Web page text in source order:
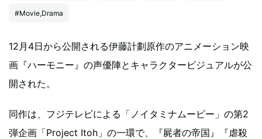
#Movie,Drama
12月4日から公開される伊藤計劃原作のアニメーション映
画『ハーモニー』の声優陣とキャラクタービジュアルが公
開された。
同作は、フジテレビによる「ノイタミナムービー」の第2
弾企画「Project Itoh」の一環で、『屍者の帝国』『虐殺